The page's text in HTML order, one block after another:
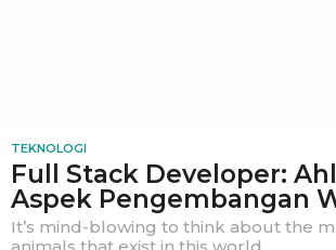
TEKNOLOGI
Full Stack Developer:
Aspek Pengembangan
It’s mind-blowing to think about the